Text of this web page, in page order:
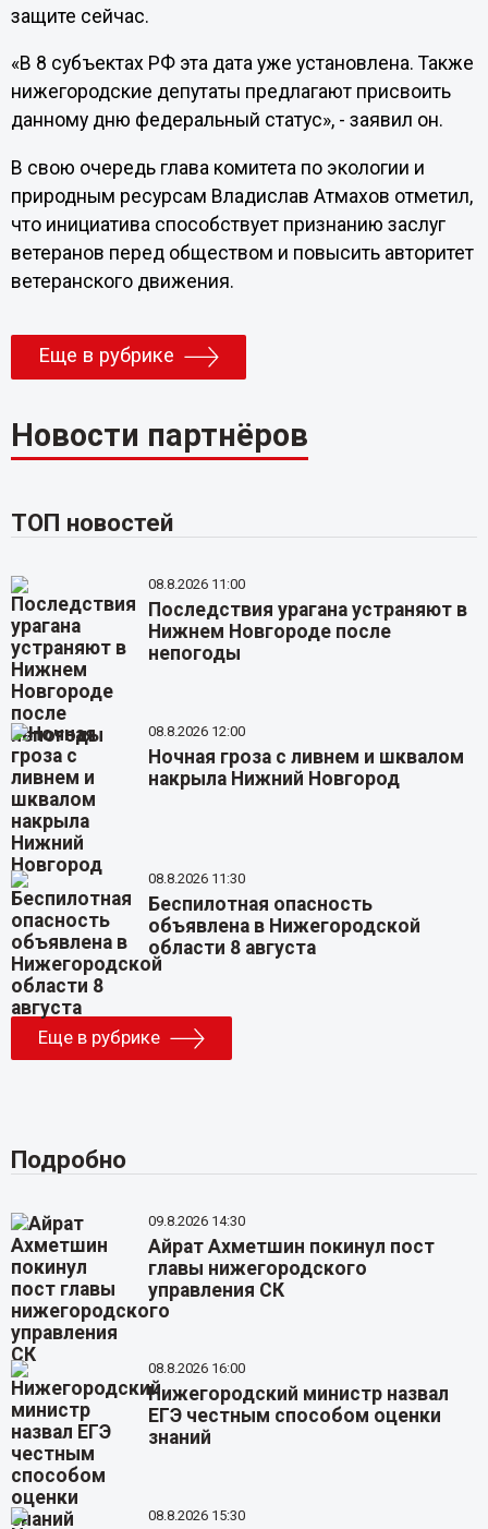
защите сейчас.
«В 8 субъектах РФ эта дата уже установлена. Также
нижегородские депутаты предлагают присвоить
данному дню федеральный статус», - заявил он.
В свою очередь глава комитета по экологии и
природным ресурсам Владислав Атмахов отметил,
что инициатива способствует признанию заслуг
ветеранов перед обществом и повысить авторитет
ветеранского движения.
Еще в рубрике
Новости партнёров
ТОП новостей
08.8.2026 11:00
Последствия урагана устраняют в
Нижнем Новгороде после
непогоды
08.8.2026 12:00
Ночная гроза с ливнем и шквалом
накрыла Нижний Новгород
08.8.2026 11:30
Беспилотная опасность
объявлена в Нижегородской
области 8 августа
Еще в рубрике
Подробно
09.8.2026 14:30
Айрат Ахметшин покинул пост
главы нижегородского
управления СК
08.8.2026 16:00
Нижегородский министр назвал
ЕГЭ честным способом оценки
знаний
08.8.2026 15:30